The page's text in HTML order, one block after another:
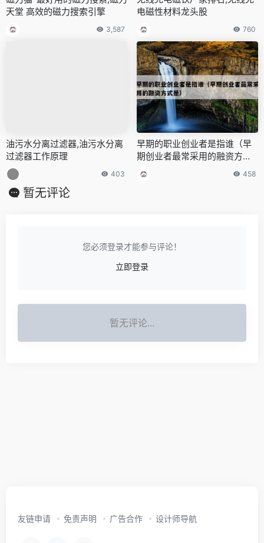
天堂 高效的磁力搜索引擎
3,587
电磁性材料龙头股
760
油污水分离过滤器,油污水分离
过滤器工作原理
403
早期的职业创业者是指谁（早
期创业者最常采用的融资方式
是）
458
暂无评论
您必须登录才能参与评论！
立即登录
暂无评论...
友链申请 免责声明 广告合作 设计师导航